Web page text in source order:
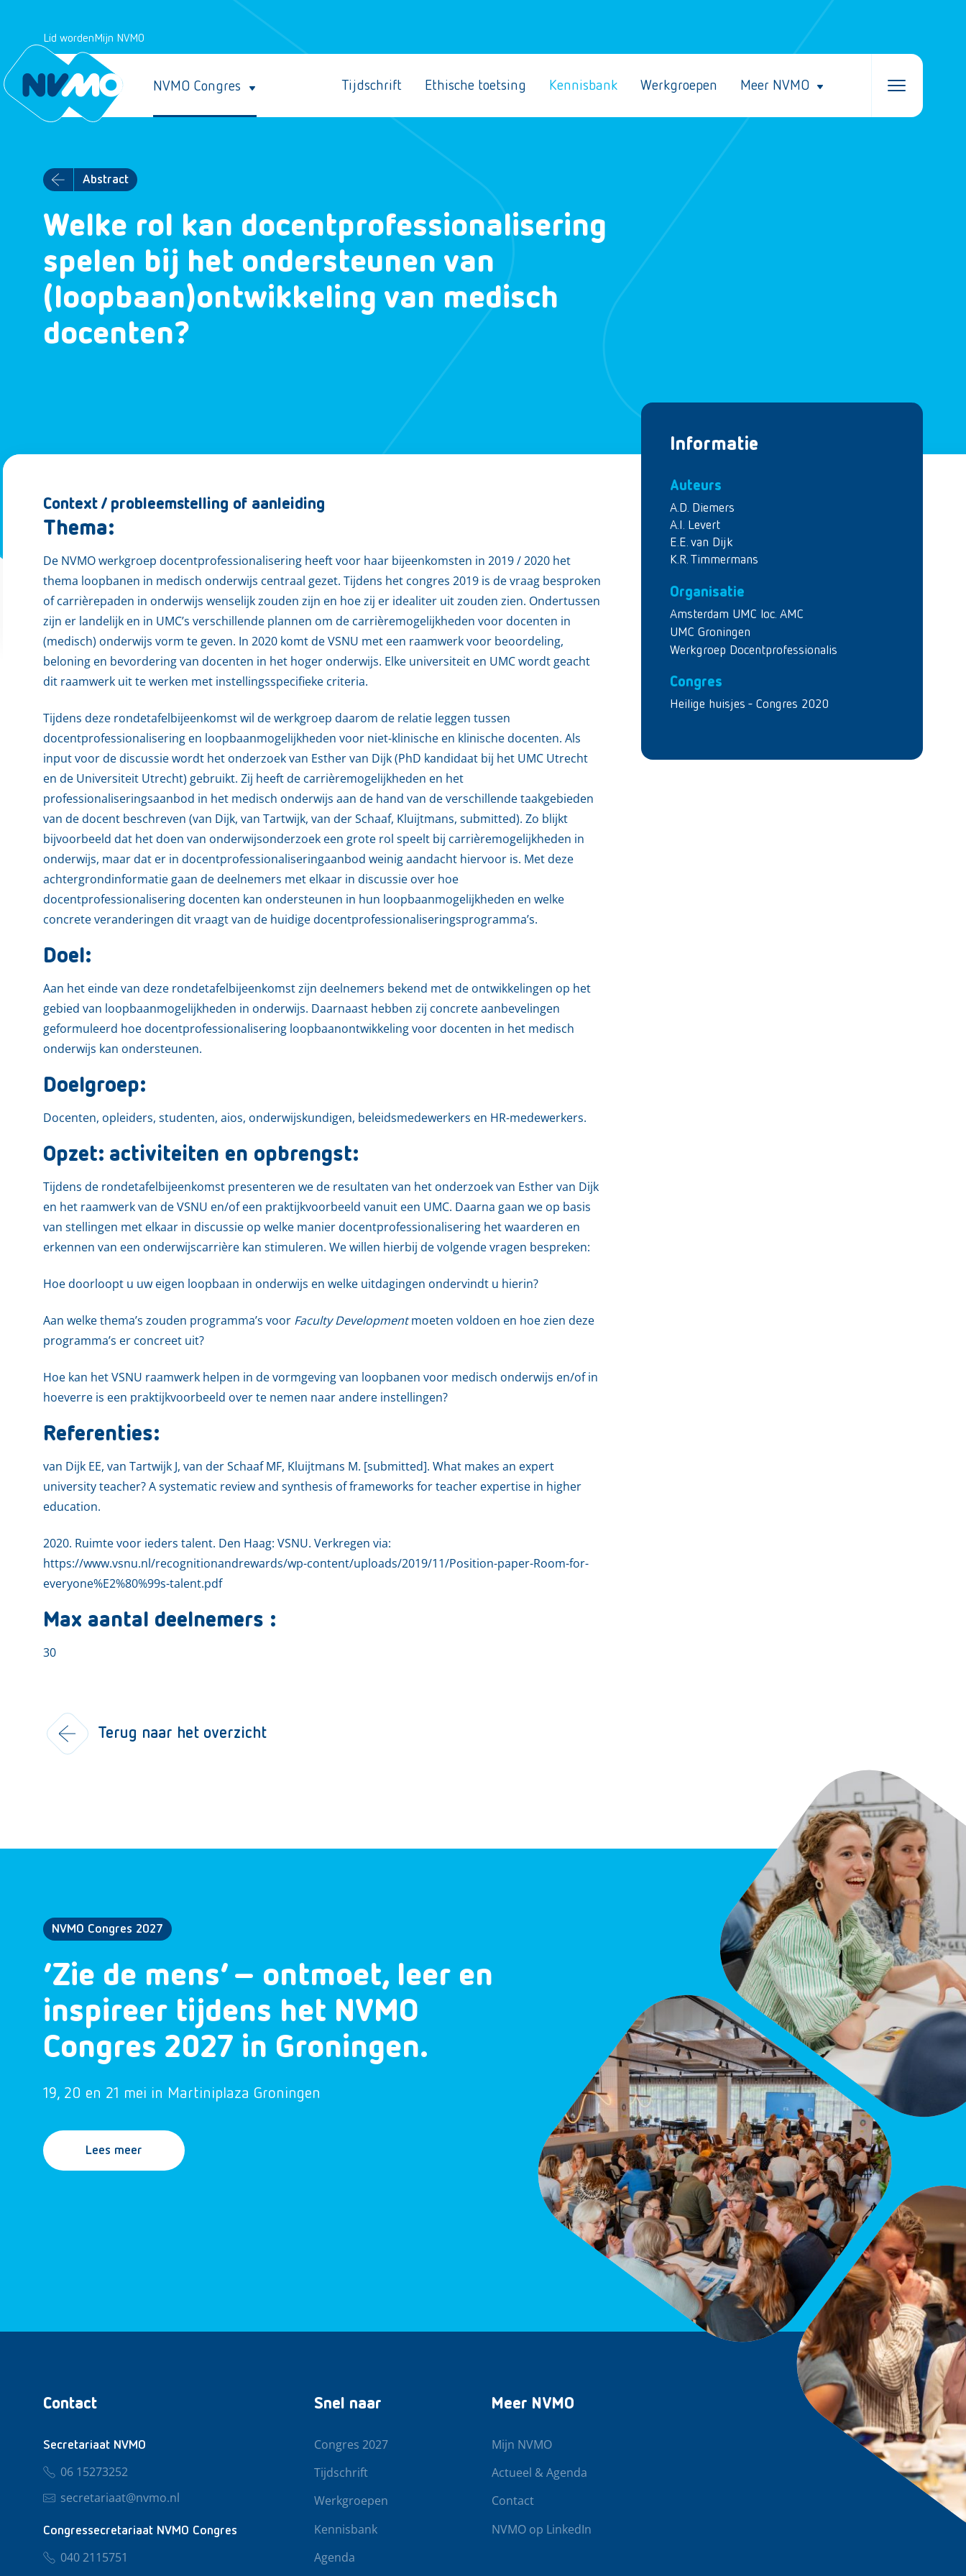
Lid wordenMijn NVMO
NVMO Congres Tijdschrift Ethische toetsing Kennisbank Werkgroepen Meer NVMO
Abstract
Welke rol kan docentprofessionalisering
spelen bij het ondersteunen van
(loopbaan)ontwikkeling van medisch
docenten?
Informatie
Auteurs
A.D. Diemers
A.I. Levert
E.E. van Dijk
K.R. Timmermans
Organisatie
Amsterdam UMC loc. AMC
UMC Groningen
Werkgroep Docentprofessionalis
Congres
Heilige huisjes - Congres 2020
Context / probleemstelling of aanleiding
Thema:
De NVMO werkgroep docentprofessionalisering heeft voor haar bijeenkomsten in 2019 / 2020 het
thema loopbanen in medisch onderwijs centraal gezet. Tijdens het congres 2019 is de vraag besproken
of carrièrepaden in onderwijs wenselijk zouden zijn en hoe zij er idealiter uit zouden zien. Ondertussen
zijn er landelijk en in UMC’s verschillende plannen om de carrièremogelijkheden voor docenten in
(medisch) onderwijs vorm te geven. In 2020 komt de VSNU met een raamwerk voor beoordeling,
beloning en bevordering van docenten in het hoger onderwijs. Elke universiteit en UMC wordt geacht
dit raamwerk uit te werken met instellingsspecifieke criteria.
Tijdens deze rondetafelbijeenkomst wil de werkgroep daarom de relatie leggen tussen
docentprofessionalisering en loopbaanmogelijkheden voor niet-klinische en klinische docenten. Als
input voor de discussie wordt het onderzoek van Esther van Dijk (PhD kandidaat bij het UMC Utrecht
en de Universiteit Utrecht) gebruikt. Zij heeft de carrièremogelijkheden en het
professionaliseringsaanbod in het medisch onderwijs aan de hand van de verschillende taakgebieden
van de docent beschreven (van Dijk, van Tartwijk, van der Schaaf, Kluijtmans, submitted). Zo blijkt
bijvoorbeeld dat het doen van onderwijsonderzoek een grote rol speelt bij carrièremogelijkheden in
onderwijs, maar dat er in docentprofessionaliseringaanbod weinig aandacht hiervoor is. Met deze
achtergrondinformatie gaan de deelnemers met elkaar in discussie over hoe
docentprofessionalisering docenten kan ondersteunen in hun loopbaanmogelijkheden en welke
concrete veranderingen dit vraagt van de huidige docentprofessionaliseringsprogramma’s.
Doel:
Aan het einde van deze rondetafelbijeenkomst zijn deelnemers bekend met de ontwikkelingen op het
gebied van loopbaanmogelijkheden in onderwijs. Daarnaast hebben zij concrete aanbevelingen
geformuleerd hoe docentprofessionalisering loopbaanontwikkeling voor docenten in het medisch
onderwijs kan ondersteunen.
Doelgroep:
Docenten, opleiders, studenten, aios, onderwijskundigen, beleidsmedewerkers en HR-medewerkers.
Opzet: activiteiten en opbrengst:
Tijdens de rondetafelbijeenkomst presenteren we de resultaten van het onderzoek van Esther van Dijk
en het raamwerk van de VSNU en/of een praktijkvoorbeeld vanuit een UMC. Daarna gaan we op basis
van stellingen met elkaar in discussie op welke manier docentprofessionalisering het waarderen en
erkennen van een onderwijscarrière kan stimuleren. We willen hierbij de volgende vragen bespreken:
Hoe doorloopt u uw eigen loopbaan in onderwijs en welke uitdagingen ondervindt u hierin?
Aan welke thema’s zouden programma’s voor Faculty Developmentmoeten voldoen en hoe zien deze
programma’s er concreet uit?
Hoe kan het VSNU raamwerk helpen in de vormgeving van loopbanen voor medisch onderwijs en/of in
hoeverre is een praktijkvoorbeeld over te nemen naar andere instellingen?
Referenties:
van Dijk EE, van Tartwijk J, van der Schaaf MF, Kluijtmans M. [submitted]. What makes an expert
university teacher? A systematic review and synthesis of frameworks for teacher expertise in higher
education.
2020. Ruimte voor ieders talent. Den Haag: VSNU. Verkregen via:
https://www.vsnu.nl/recognitionandrewards/wp-content/uploads/2019/11/Position-paper-Room-for-
everyone%E2%80%99s-talent.pdf
Max aantal deelnemers :
30
Terug naar het overzicht
NVMO Congres 2027
‘Zie de mens’ – ontmoet, leer en
inspireer tijdens het NVMO
Congres 2027 in Groningen.
19, 20 en 21 mei in Martiniplaza Groningen
Lees meer
Contact
Secretariaat NVMO
06 15273252
secretariaat@nvmo.nl
Congressecretariaat NVMO Congres
040 2115751
Snel naar
Congres 2027
Tijdschrift
Werkgroepen
Kennisbank
Agenda
Meer NVMO
Mijn NVMO
Actueel & Agenda
Contact
NVMO op LinkedIn